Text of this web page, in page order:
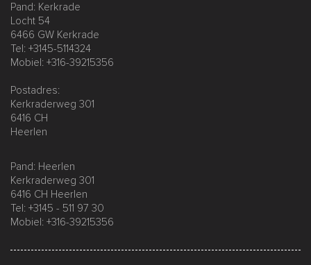
Pand: Kerkrade
Locht 54
6466 GW Kerkrade
Tel: +3145-5114324
Mobiel: +316-39215356
Postadres:
Kerkraderweg 301
6416 CH
Heerlen
Pand: Heerlen
Kerkraderweg 301
6416 CH Heerlen
Tel: +3145 - 511 97 30
Mobiel: +316-39215356